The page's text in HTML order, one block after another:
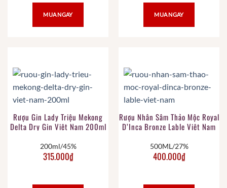
MUA NGAY MUA NGAY
Rượu Gin Lady Triệu Mekong
Delta Dry Gin Việt Nam 200ml
200ml/45%
315.000₫
Rượu Nhân Sâm Thảo Mộc Royal
D’Inca Bronze Lable Việt Nam
500ML/27%
400.000₫